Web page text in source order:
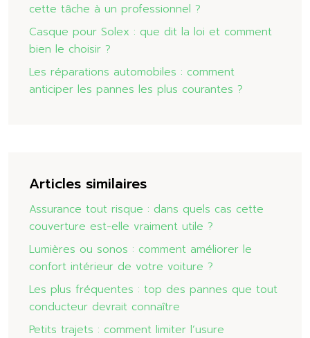
cette tâche à un professionnel ?
Casque pour Solex : que dit la loi et comment
bien le choisir ?
Les réparations automobiles : comment
anticiper les pannes les plus courantes ?
Articles similaires
Assurance tout risque : dans quels cas cette
couverture est-elle vraiment utile ?
Lumières ou sonos : comment améliorer le
confort intérieur de votre voiture ?
Les plus fréquentes : top des pannes que tout
conducteur devrait connaître
Petits trajets : comment limiter l’usure